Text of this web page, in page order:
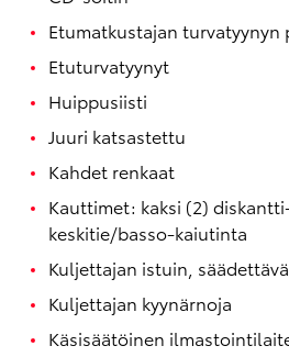
Etumatkustajan turvatyynyn
Etuturvatyynyt
Huippusiisti
Juuri katsastettu
Kahdet renkaat
Kauttimet: kaksi (2)
keskitie/basso-kaiutinta
Kuljettajan istuin,
Kuljettajan kyynärnoja
Käsisäätöinen